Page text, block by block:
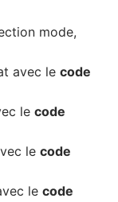
mode,
avec le code
le code
le code
le code